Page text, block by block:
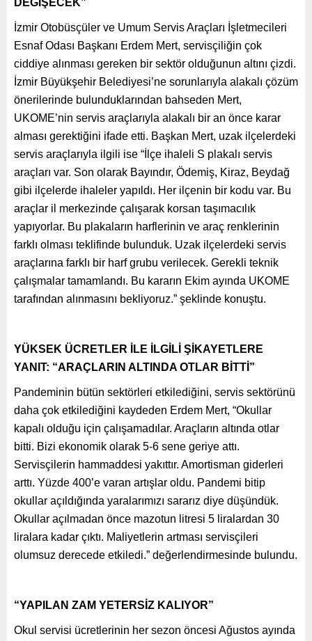
İzmir Otobüsçüler ve Umum Servis Araçları İşletmecileri
Esnaf Odası Başkanı Erdem Mert, servisçiliğin çok
ciddiye alınması gereken bir sektör olduğunun altını çizdi.
İzmir Büyükşehir Belediyesi’ne sorunlarıyla alakalı çözüm
önerilerinde bulunduklarından bahseden Mert,
UKOME’nin servis araçlarıyla alakalı bir an önce karar
alması gerektiğini ifade etti. Başkan Mert, uzak ilçelerdeki
servis araçlarıyla ilgili ise “İlçe ihaleli S plakalı servis
araçları var. Son olarak Bayındır, Ödemiş, Kiraz, Beydağ
gibi ilçelerde ihaleler yapıldı. Her ilçenin bir kodu var. Bu
araçlar il merkezinde çalışarak korsan taşımacılık
yapıyorlar. Bu plakaların harflerinin ve araç renklerinin
farklı olması teklifinde bulunduk. Uzak ilçelerdeki servis
araçlarına farklı bir harf grubu verilecek. Gerekli teknik
çalışmalar tamamlandı. Bu kararın Ekim ayında UKOME
tarafından alınmasını bekliyoruz.” şeklinde konuştu.
YÜKSEK ÜCRETLER İLE İLGİLİ ŞİKAYETLERE
YANIT: “ARAÇLARIN ALTINDA OTLAR BİTTİ”
Pandeminin bütün sektörleri etkilediğini, servis sektörünü
daha çok etkilediğini kaydeden Erdem Mert, “Okullar
kapalı olduğu için çalışamadılar. Araçların altında otlar
bitti. Bizi ekonomik olarak 5-6 sene geriye attı.
Servisçilerin hammaddesi yakıttır. Amortisman giderleri
arttı. Yüzde 400’e varan artışlar oldu. Pandemi bitip
okullar açıldığında yaralarımızı sararız diye düşündük.
Okullar açılmadan önce mazotun litresi 5 liralardan 30
liralara kadar çıktı. Maliyetlerin artması servisçileri
olumsuz derecede etkiledi.” değerlendirmesinde bulundu.
“YAPILAN ZAM YETERSİZ KALIYOR”
Okul servisi ücretlerinin her sezon öncesi Ağustos ayında